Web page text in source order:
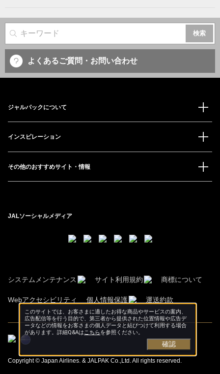
サイト内検索
よくあるご質問・お問い合わせ
ジャルパックについて
インスピレーション
その他のおすすめサイト・情報
JALソーシャルメディア
システムメンテナンス サイト利用規約 商標について
Webアクセシビリティ 個人情報保護 運送約款
Copyright © Japan Airlines. & JALPAK Co.,Ltd. All rights reserved.
このサイトでは、お客さまに適したお得な商品やサービスの案内、
広告配信等を行う目的で、第三者から提供された位置情報や広告デ
ータなどの情報をお客さまの個人データと結びつけて利用する場合
があります。詳細Q&Aはこちらを参照ください。
確認